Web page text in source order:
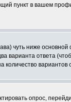
пункт в вашем
чуть ниже
варианта ответа
опрос,